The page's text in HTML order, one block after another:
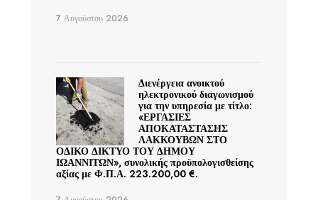
7 Αυγούστου 2026
Διενέργεια ανοικτού
ηλεκτρονικού διαγωνισμού
για την υπηρεσία με τίτλο:
«ΕΡΓΑΣΙΕΣ
ΑΠΟΚΑΤΑΣΤΑΣΗΣ
ΛΑΚΚΟΥΒΩΝ ΣΤΟ
ΟΔΙΚΟ ΔΙΚΤΥΟ ΤΟΥ ΔΗΜΟΥ
ΙΩΑΝΝΙΤΩΝ», συνολικής προϋπολογισθείσης
αξίας με Φ.Π.Α. 223.200,00 €.